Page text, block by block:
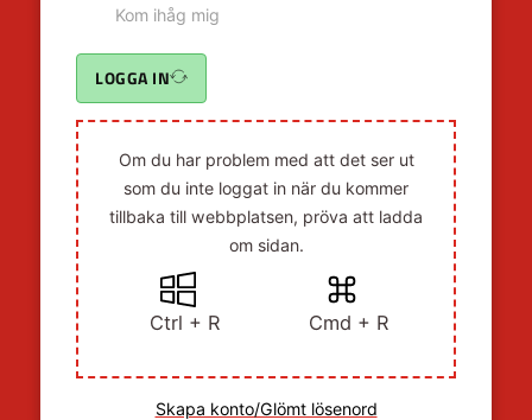
Kom ihåg mig
LOGGA IN
Om du har problem med att det ser ut
som du inte loggat in när du kommer
tillbaka till webbplatsen, pröva att ladda
om sidan.
Ctrl + R Cmd + R
Skapa konto/Glömt lösenord